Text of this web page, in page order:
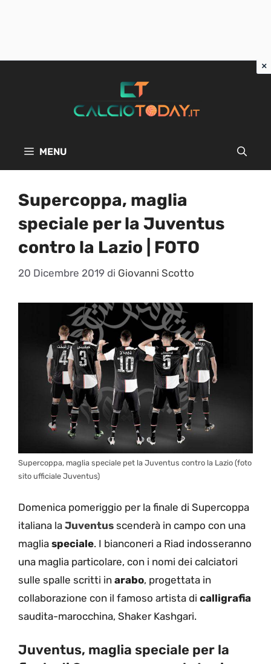
MENU
Supercoppa, maglia
speciale per la Juventus
contro la Lazio | FOTO
20 Dicembre 2019 di Giovanni Scotto
Supercoppa, maglia speciale pet la Juventus contro la Lazio (foto
sito ufficiale Juventus)
Domenica pomeriggio per la finale di Supercoppa
italiana la Juventus scenderà in campo con una
maglia speciale. I bianconeri a Riad indosseranno
una maglia particolare, con i nomi dei calciatori
sulle spalle scritti in arabo, progettata in
collaborazione con il famoso artista di calligrafia
saudita-marocchina, Shaker Kashgari.
Juventus, maglia speciale per la